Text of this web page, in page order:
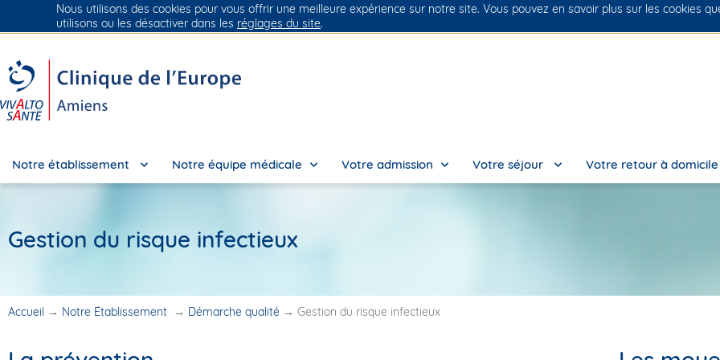
Groupe Vivalto Santé Entre nous, la vie
Notre établissement Notre équipe médicale Votre admission Votre séjour Votre retour à domicile
Gestion du risque infectieux
Accueil → Notre Établissement → Démarche qualité → Gestion du risque infectieux
Nous utilisons des cookies pour vous offrir une meilleure expérience sur notre site. Vous pouvez en savoir plus sur les cookies
utilisons ou les désactiver dans les réglages du site.